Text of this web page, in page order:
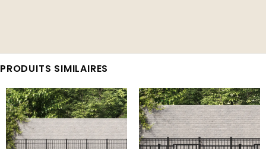
PRODUITS SIMILAIRES